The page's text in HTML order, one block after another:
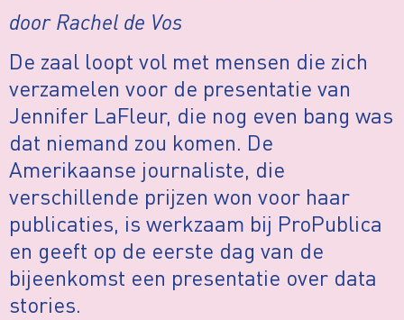
door Rachel de Vos
De zaal loopt vol met mensen die zich
verzamelen voor de presentatie van
Jennifer LaFleur, die nog even bang was
dat niemand zou komen. De
Amerikaanse journaliste, die
verschillende prijzen won voor haar
publicaties, is werkzaam bij ProPublica
en geeft op de eerste dag van de
bijeenkomst een presentatie over data
stories.